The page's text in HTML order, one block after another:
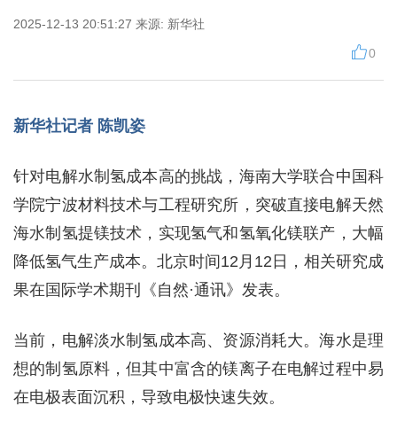
2025-12-13 20:51:27 来源: 新华社
0
新华社记者 陈凯姿
针对电解水制氢成本高的挑战，海南大学联合中国科
学院宁波材料技术与工程研究所，突破直接电解天然
海水制氢提镁技术，实现氢气和氢氧化镁联产，大幅
降低氢气生产成本。北京时间12月12日，相关研究成
果在国际学术期刊《自然·通讯》发表。
当前，电解淡水制氢成本高、资源消耗大。海水是理
想的制氢原料，但其中富含的镁离子在电解过程中易
在电极表面沉积，导致电极快速失效。